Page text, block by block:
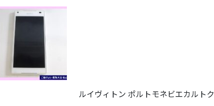
ルイヴィトン ポルトモネビエカルトク